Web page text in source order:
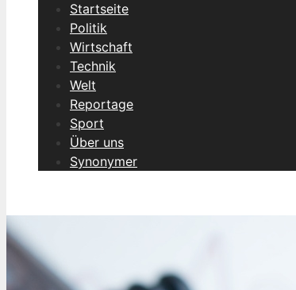
Startseite
Politik
Wirtschaft
Technik
Welt
Reportage
Sport
Über uns
Synonymer